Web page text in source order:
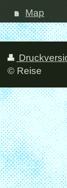
Map
© Reise